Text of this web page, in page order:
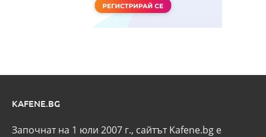
KAFENE.BG
Започнат на 1 юли 2007 г., сайтът Kafene.bg e